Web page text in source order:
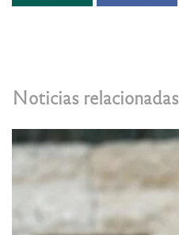
Noticias relacionadas